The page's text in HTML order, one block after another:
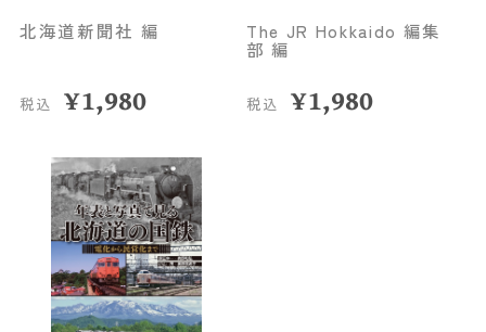
北海道新聞社 編
税込 ¥1,980
The JR Hokkaido 編集
部 編
税込 ¥1,980